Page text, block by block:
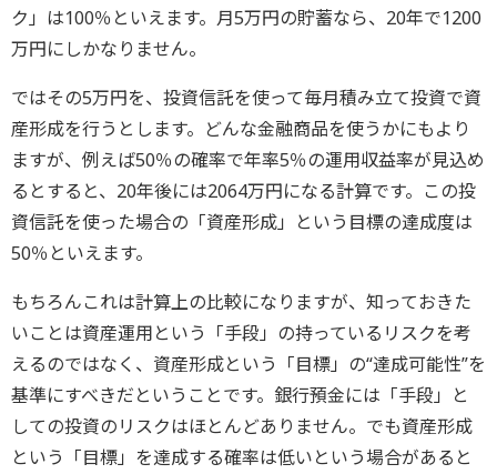
ク」は100％といえます。月5万円の貯蓄なら、20年で1200
万円にしかなりません。
ではその5万円を、投資信託を使って毎月積み立て投資で資
産形成を行うとします。どんな金融商品を使うかにもより
ますが、例えば50％の確率で年率5％の運用収益率が見込め
るとすると、20年後には2064万円になる計算です。この投
資信託を使った場合の「資産形成」という目標の達成度は
50％といえます。
もちろんこれは計算上の比較になりますが、知っておきた
いことは資産運用という「手段」の持っているリスクを考
えるのではなく、資産形成という「目標」の“達成可能性”を
基準にすべきだということです。銀行預金には「手段」と
しての投資のリスクはほとんどありません。でも資産形成
という「目標」を達成する確率は低いという場合があると